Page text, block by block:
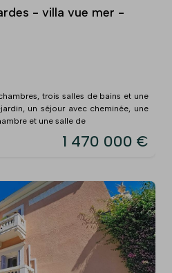
- villa vue mer -
trois salles de bains et une
un séjour avec cheminée, une
et une salle de
1 470 000 €